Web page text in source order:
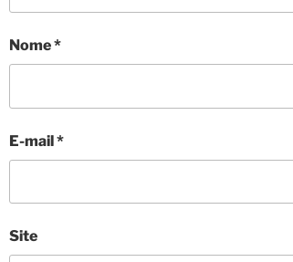
Nome*
E-mail*
Site